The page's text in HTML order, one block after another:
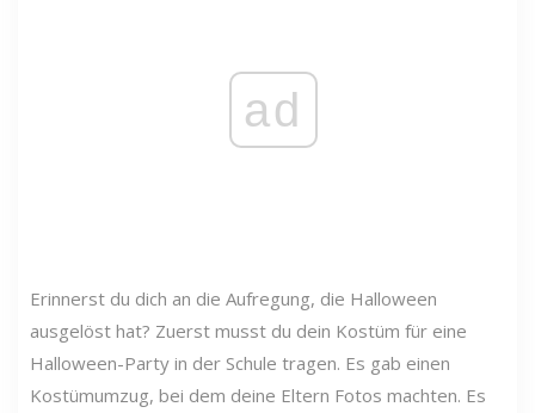
ad
Erinnerst du dich an die Aufregung, die Halloween
ausgelöst hat? Zuerst musst du dein Kostüm für eine
Halloween-Party in der Schule tragen. Es gab einen
Kostümumzug, bei dem deine Eltern Fotos machten. Es